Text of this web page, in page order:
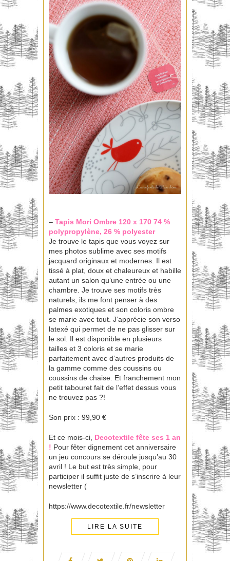
– Tapis Mori Ombre 120 x 170 74 %
polypropylène, 26 % polyester
Je trouve le tapis que vous voyez sur
mes photos sublime avec ses motifs
jacquard originaux et modernes. Il est
tissé à plat, doux et chaleureux et habille
autant un salon qu’une entrée ou une
chambre. Je trouve ses motifs très
naturels, ils me font penser à des
palmes exotiques et son coloris ombre
se marie avec tout. J’apprécie son verso
latexé qui permet de ne pas glisser sur
le sol. Il est disponible en plusieurs
tailles et 3 coloris et se marie
parfaitement avec d’autres produits de
la gamme comme des coussins ou
coussins de chaise. Et franchement mon
petit tabouret fait de l’effet dessus vous
ne trouvez pas ?!
Son prix : 99,90 €
Et ce mois-ci, Decotextile fête ses 1 an
! Pour fêter dignement cet anniversaire
un jeu concours se déroule jusqu’au 30
avril ! Le but est très simple, pour
participer il suffit juste de s’inscrire à leur
newsletter (
https://www.decotextile.fr/newsletter
LIRE LA SUITE